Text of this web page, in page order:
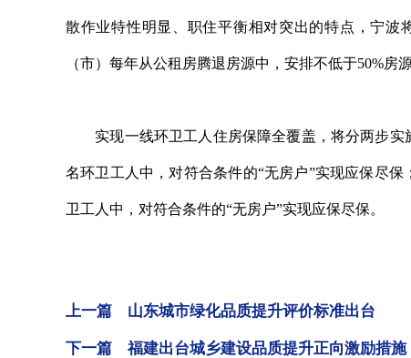
散作业特性明显、职住平衡相对突出的特点，宁波
（市）每年从公租房腾退房源中，安排不低于50%房
实现一线环卫工人住房保障全覆盖，将分两步实
名环卫工人中，对符合条件的“无房户”实现应保尽
卫工人中，对符合条件的“无房户”实现应保尽保。
上一篇 山东城市绿化品质提升评价标准出台
下一篇 福建出台城乡建设品质提升正向激励措施